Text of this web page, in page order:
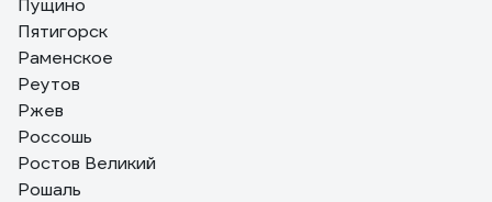
Пущино
Пятигорск
Раменское
Реутов
Ржев
Россошь
Ростов Великий
Рошаль